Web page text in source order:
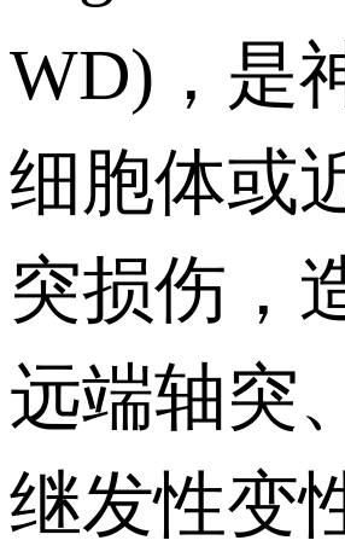
WD)，是
细胞体或
突损伤，
远端轴突
继发性变